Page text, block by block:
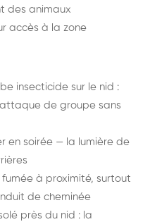
des animaux
accès à la zone
insecticide sur le nid :
de groupe sans
en soirée — la lumière de
à proximité, surtout
de cheminée
près du nid : la